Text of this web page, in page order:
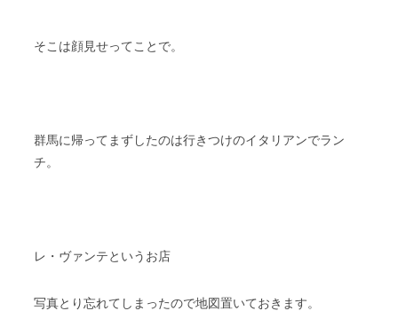
そこは顔見せってことで。
群馬に帰ってまずしたのは行きつけのイタリアンでラン
チ。
レ・ヴァンテというお店
写真とり忘れてしまったので地図置いておきます。